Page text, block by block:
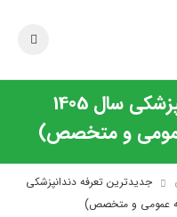
جدیدترین تعرفه دندانپزشکی سال 1405
و متخصص)
جدیدترین تعرفه دندانپزشکی